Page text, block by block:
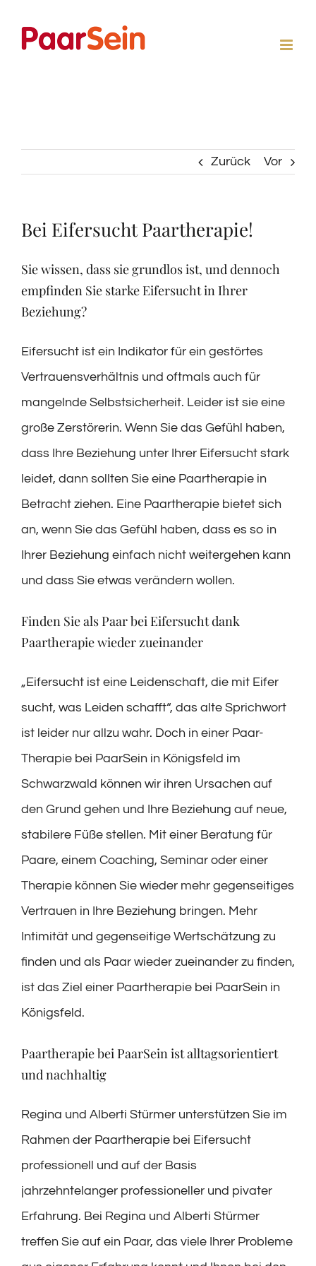
Inhalt
Zurück Vor
Bei Eifersucht Paartherapie!
Sie wissen, dass sie grundlos ist, und dennoch
empfinden Sie starke Eifersucht in Ihrer
Beziehung?
Eifersucht ist ein Indikator für ein gestörtes
Vertrauensverhältnis und oftmals auch für
mangelnde Selbstsicherheit. Leider ist sie eine
große Zerstörerin. Wenn Sie das Gefühl haben,
dass Ihre Beziehung unter Ihrer Eifersucht stark
leidet, dann sollten Sie eine Paartherapie in
Betracht ziehen. Eine Paartherapie bietet sich
an, wenn Sie das Gefühl haben, dass es so in
Ihrer Beziehung einfach nicht weitergehen kann
und dass Sie etwas verändern wollen.
Finden Sie als Paar bei Eifersucht dank
Paartherapie wieder zueinander
„Eifersucht ist eine Leidenschaft, die mit Eifer
sucht, was Leiden schafft“, das alte Sprichwort
ist leider nur allzu wahr. Doch in einer Paar-
Therapie bei PaarSein in Königsfeld im
Schwarzwald können wir ihren Ursachen auf
den Grund gehen und Ihre Beziehung auf neue,
stabilere Füße stellen. Mit einer Beratung für
Paare, einem Coaching, Seminar oder einer
Therapie können Sie wieder mehr gegenseitiges
Vertrauen in Ihre Beziehung bringen. Mehr
Intimität und gegenseitige Wertschätzung zu
finden und als Paar wieder zueinander zu finden,
ist das Ziel einer Paartherapie bei PaarSein in
Königsfeld.
Paartherapie bei PaarSein ist alltagsorientiert
und nachhaltig
Regina und Alberti Stürmer unterstützen Sie im
Rahmen der Paartherapie bei Eifersucht
professionell und auf der Basis
jahrzehntelanger professioneller und pivater
Erfahrung. Bei Regina und Alberti Stürmer
treffen Sie auf ein Paar, das viele Ihrer Probleme